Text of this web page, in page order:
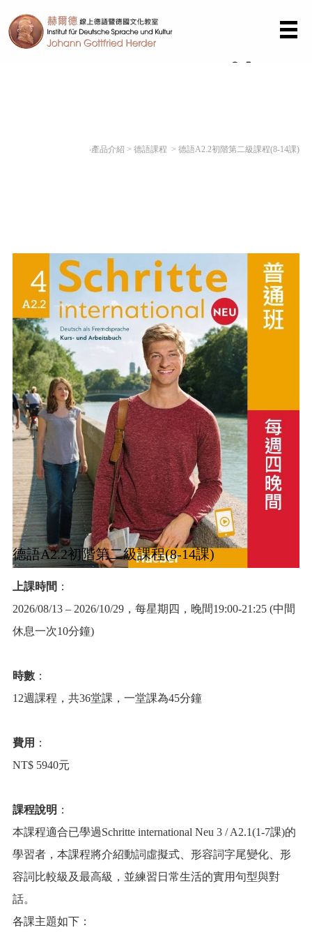
‧產品介紹 >德語課程 > 德語A2.2初階第二級課程(8-14課)
德語A2.2初階第二級課程(8-14課)
上課時間 ：
2026/08/13 – 2026/10/29，每星期四，晚間19:00-21:25 (中間
休息一次10分鐘)
時數：
12週課程，共36堂課，一堂課為45分鐘
費用 ：
NT$ 5940元
課程說明 ：
本課程適合已學過Schritte international Neu 3 / A2.1(1-7課)的
學習者，本課程將介紹動詞虛擬式、形容詞字尾變化、形
容詞比較級及最高級，並練習日常生活的實用句型與對
話。
各課主題如下：